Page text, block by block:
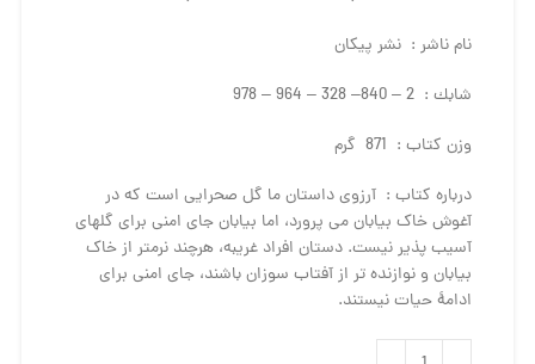
نام ناشر : نشر پيكان
شابك : 2 – 840– 328 – 964 – 978
وزن كتاب : 871 گرم
درباره كتاب : آرزوی داستان ما گل صحرایی است که در
آغوش خاک بیابان می­ پرورد، اما بیابان جای امنی برای گل­های
آسیب ­پذیر نیست. دستان افراد غریبه، هرچند نرم­تر از خاک
بیابان و نوازنده ­تر از آفتاب سوزان باشند، جای امنی برای
ادامۀ حیات نیستند.